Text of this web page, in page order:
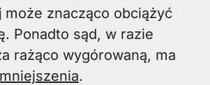
może znacząco obciążyć
Ponadto sąd, w razie
rażąco wygórowaną, ma
.